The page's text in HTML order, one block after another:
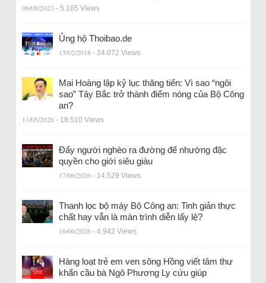
06/08/2023 - 5.165 Views
Ủng hộ Thoibao.de
15/02/2018 - 24.072 Views
Mai Hoàng lập kỷ lục thăng tiến: Vì sao “ngôi
sao” Tây Bắc trở thành điểm nóng của Bộ Công
an?
11/05/2026 - 18.510 Views
Đẩy người nghèo ra đường để nhường đặc
quyền cho giới siêu giàu
17/06/2026 - 14.529 Views
Thanh lọc bộ máy Bộ Công an: Tinh giản thực
chất hay vẫn là màn trình diễn lấy lệ?
16/06/2026 - 4.942 Views
Hàng loạt trẻ em ven sông Hồng viết tâm thư
khẩn cầu bà Ngô Phương Ly cứu giúp